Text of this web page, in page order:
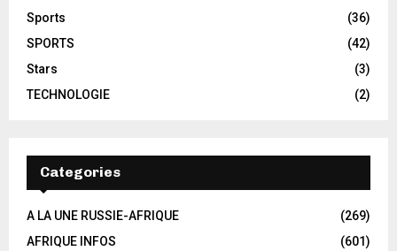
Sports
(36)
SPORTS
(42)
Stars
(3)
TECHNOLOGIE
(2)
Categories
A LA UNE RUSSIE-AFRIQUE
(269)
AFRIQUE INFOS
(601)